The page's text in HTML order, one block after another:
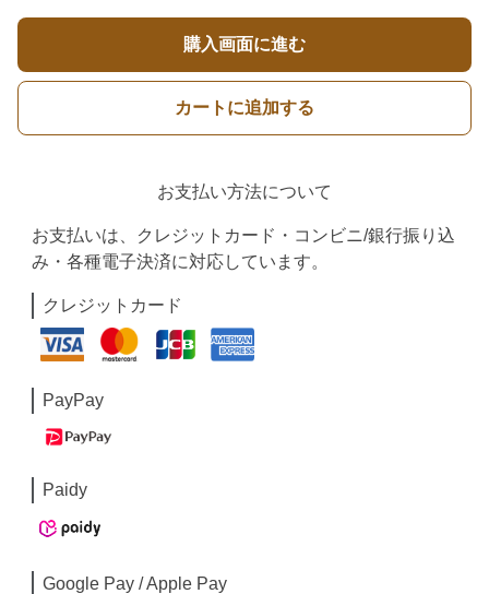
購入画面に進む
カートに追加する
お支払い方法について
お支払いは、クレジットカード・コンビニ/銀行振り込
み・各種電子決済に対応しています。
クレジットカード
PayPay
Paidy
Google Pay / Apple Pay